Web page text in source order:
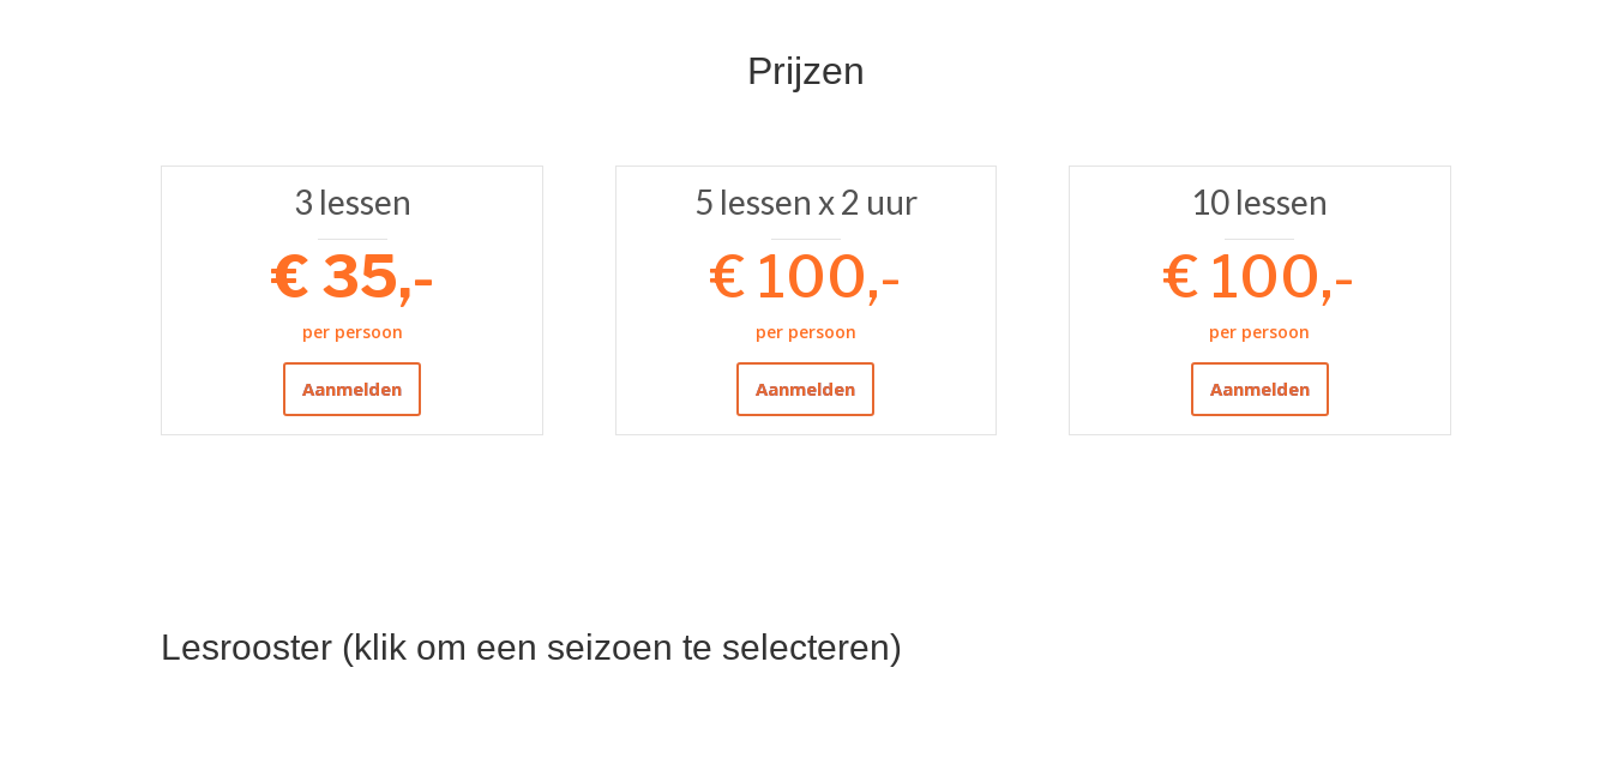
Prijzen
3 lessen
€ 35,-
per persoon
Aanmelden
5 lessen x 2 uur
€ 100,-
per persoon
Aanmelden
10 lessen
€ 100,-
per persoon
Aanmelden
Lesrooster (klik om een seizoen te selecteren)